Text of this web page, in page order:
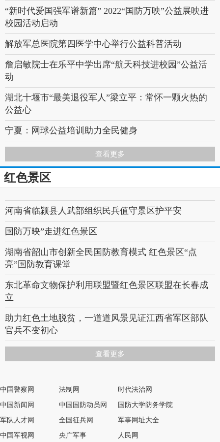
训杨
中国退役军人丨谢彬蓉：绽放在大凉山上的军中绿花
“新时代爱国强军谱新篇” 2022“国防万映”公益展映进
校园活动启动
解放军总医院第四医学中心举行公益科普活动
詹启敏院士在乐平中学出席“航天科技进校园”公益活
动
湖北十堰市“最美退役军人”梁立平：常怀一颗火热的
公益心
宁夏：网球公益培训助力全民健身
做公益、带军训、忙科研……看看军校学员的暑期收
获了什么
退役军人贾进杰：投身公益事业20余年，扎根在梦开
一位老兵的公益情怀
倡导慈善精神 弘扬慈善文化
中国社会组织促进会、青山慈善基金会举办公益慈善
组织能力建设培训班
查看更多
红色景区
河南省临颍县人武部组织民兵值守景区护平安
国防万映”走进红色景区
湖南省韶山市创新全民国防教育模式 红色景区“点
亮”国防教育课堂
东北革命文物保护利用联盟暨红色景区联盟在长春成
立
助力红色土地脱贫，一道道风景见证江西省军区部队
官兵不变初心
贵州省“一线五产业”探索实践，让红色景区释放双拥
效能
北部战区空军传承红色基因精品课丰富教学互动场景
陕甘宁革命老区振兴观察:红底色·绿生态·好光景
奋进新征程 建功新时代·老区新貌｜红底色·绿生态·
好光景——陕甘宁革命老区振兴观察
查看更多
中国警察网 法制网 时代法治网
中国新闻网 中国国防动员网 国防大学防务学院
军队人才网 全国征兵网 军事网址大全
中国军视网 央广军事 人民网